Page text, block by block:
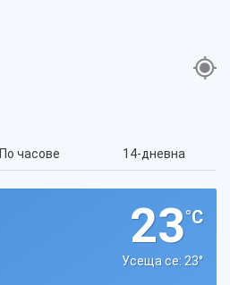
По часове 14-дневна
23°C
Усеща се: 23°